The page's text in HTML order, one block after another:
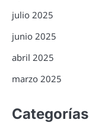
julio 2025
junio 2025
abril 2025
marzo 2025
Categorías